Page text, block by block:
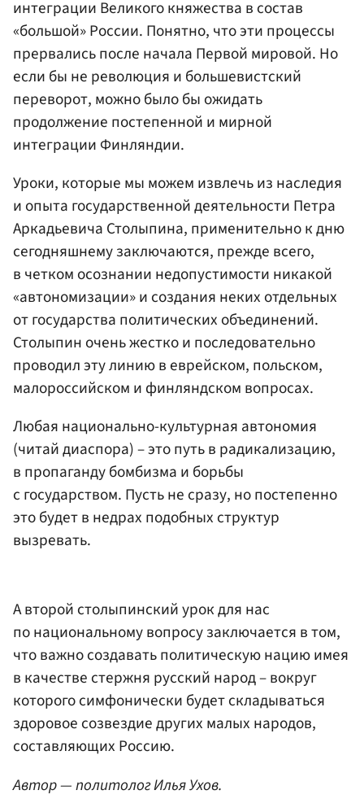
интеграции Великого княжества в состав
«большой» России. Понятно, что эти процессы
прервались после начала Первой мировой. Но
если бы не революция и большевистский
переворот, можно было бы ожидать
продолжение постепенной и мирной
интеграции Финляндии.
Уроки, которые мы можем извлечь из наследия
и опыта государственной деятельности Петра
Аркадьевича Столыпина, применительно к дню
сегодняшнему заключаются, прежде всего,
в четком осознании недопустимости никакой
«автономизации» и создания неких отдельных
от государства политических объединений.
Столыпин очень жестко и последовательно
проводил эту линию в еврейском, польском,
малороссийском и финляндском вопросах.
Любая национально-культурная автономия
(читай диаспора) – это путь в радикализацию,
в пропаганду бомбизма и борьбы
с государством. Пусть не сразу, но постепенно
это будет в недрах подобных структур
вызревать.
А второй столыпинский урок для нас
по национальному вопросу заключается в том,
что важно создавать политическую нацию имея
в качестве стержня русский народ – вокруг
которого симфонически будет складываться
здоровое созвездие других малых народов,
составляющих Россию.
Автор — политолог Илья Ухов.